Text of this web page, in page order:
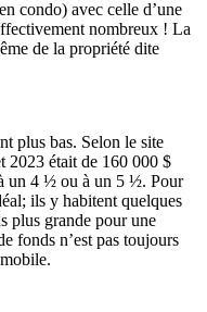
condo) avec celle d’une
nombreux ! La
de la propriété dite
plus bas. Selon le site
2023 était de 160 000 $
un 4 ½ ou à un 5 ½. Pour
ils y habitent quelques
plus grande pour une
fonds n’est pas toujours